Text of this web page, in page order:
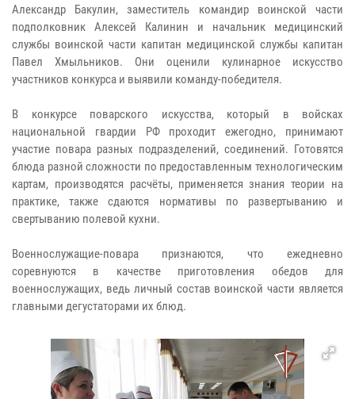
Александр Бакулин, заместитель командир воинской части
подполковник Алексей Калинин и начальник медицинский
службы воинской части капитан медицинской службы капитан
Павел Хмыльников. Они оценили кулинарное искусство
участников конкурса и выявили команду-победителя.
В конкурсе поварского искусства, который в войсках
национальной гвардии РФ проходит ежегодно, принимают
участие повара разных подразделений, соединений. Готовятся
блюда разной сложности по предоставленным технологическим
картам, производятся расчёты, применяется знания теории на
практике, также сдаются нормативы по развертыванию и
свертыванию полевой кухни.
Военнослужащие-повара признаются, что ежедневно
соревнуются в качестве приготовления обедов для
военнослужащих, ведь личный состав воинской части является
главными дегустаторами их блюд.